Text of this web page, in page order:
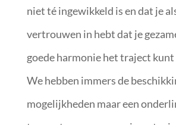
niet té ingewikkeld is en dat je
vertrouwen in hebt dat je
goede harmonie het traject
We hebben immers de
mogelijkheden maar een